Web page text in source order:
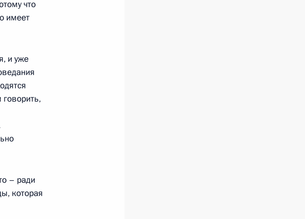
в редакцию
что
имеет
и уже
– ради
которая